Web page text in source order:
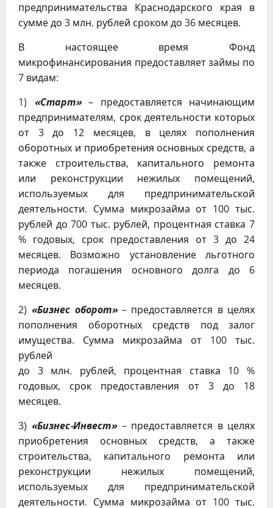
предпринимательства Краснодарского края в
сумме до 3 млн. рублей сроком до 36 месяцев.
В настоящее время Фонд
микрофинансирования предоставляет займы по
7 видам:
1) «Старт»– предоставляется начинающим
предпринимателям, срок деятельности которых
от 3 до 12 месяцев, в целях пополнения
оборотных и приобретения основных средств, а
также строительства, капитального ремонта
или реконструкции нежилых помещений,
используемых для предпринимательской
деятельности. Сумма микрозайма от 100 тыс.
рублей до 700 тыс. рублей, процентная ставка 7
% годовых, срок предоставления от 3 до 24
месяцев. Возможно установление льготного
периода погашения основного долга до 6
месяцев.
2) «Бизнес оборот»– предоставляется в целях
пополнения оборотных средств под залог
имущества. Сумма микрозайма от 100 тыс.
рублей
до 3 млн. рублей, процентная ставка 10 %
годовых, срок предоставления от 3 до 18
месяцев.
3) «Бизнес-Инвест»– предоставляется в целях
приобретения основных средств, а также
строительства, капитального ремонта или
реконструкции нежилых помещений,
используемых для предпринимательской
деятельности. Сумма микрозайма от 100 тыс.